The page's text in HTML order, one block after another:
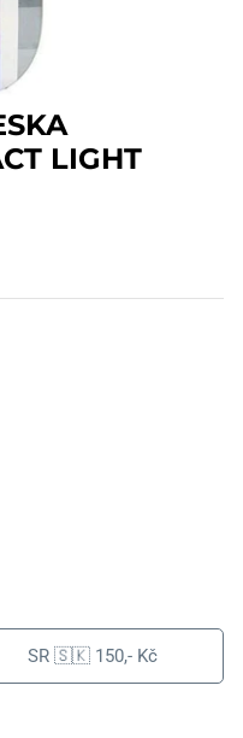
LIGHT
SR 🇸🇰 150,- Kč